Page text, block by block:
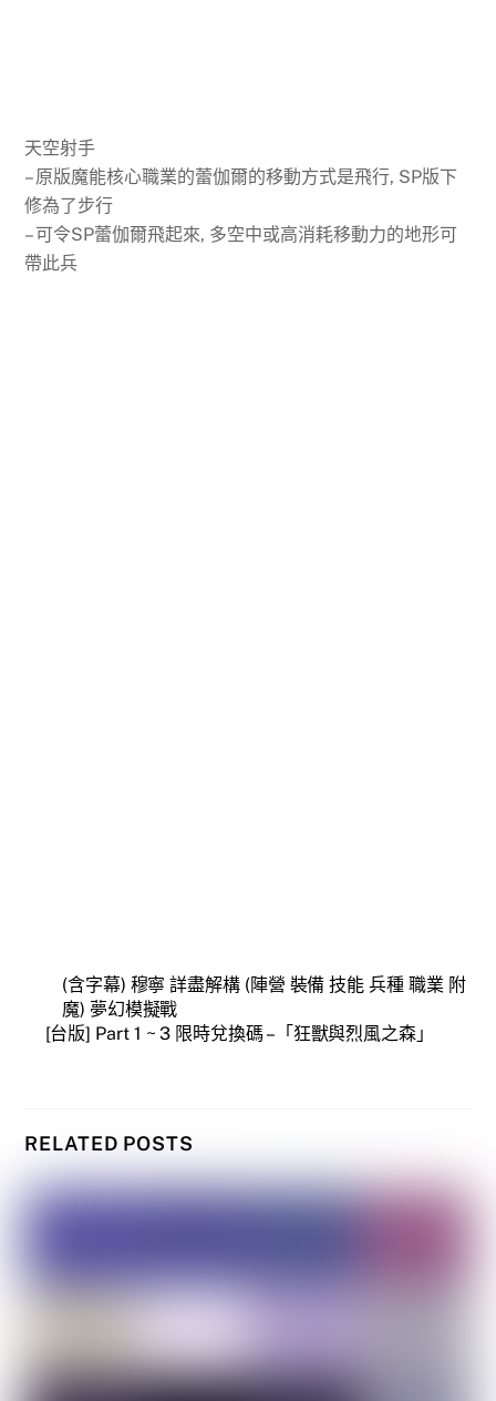
天空射手
– 原版魔能核心職業的蕾伽爾的移動方式是飛行, SP版下
修為了步行
– 可令SP蕾伽爾飛起來, 多空中或高消耗移動力的地形可
帶此兵
(含字幕) 穆寧 詳盡解構 (陣營 裝備 技能 兵種 職業 附
魔) 夢幻模擬戰
[台版] Part 1 ~ 3 限時兌換碼 –「狂獸與烈風之森」
RELATED POSTS